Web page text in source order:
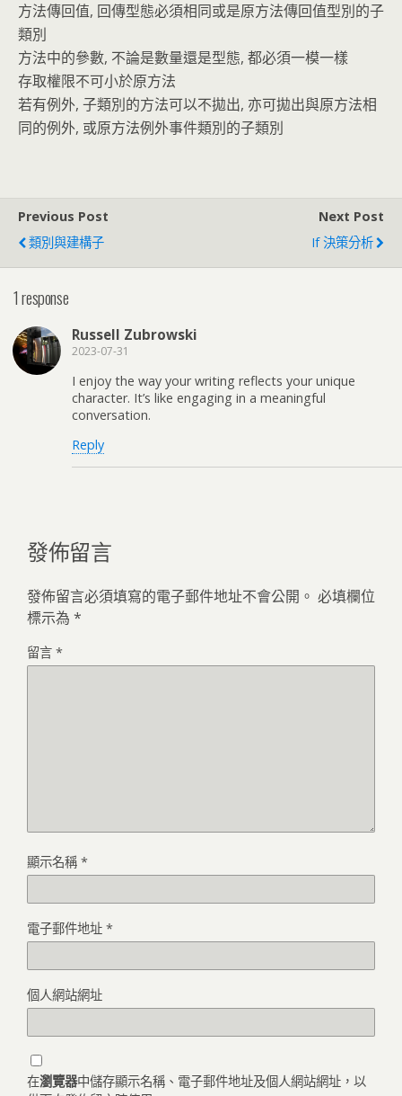
方法傳回值, 回傳型態必須相同或是原方法傳回值型別的子
類別
方法中的參數, 不論是數量還是型態, 都必須一模一樣
存取權限不可小於原方法
若有例外, 子類別的方法可以不拋出, 亦可拋出與原方法相
同的例外, 或原方法例外事件類別的子類別
Previous Post
類別與建構子
Next Post
If 決策分析
1 response
Russell Zubrowski
2023-07-31
I enjoy the way your writing reflects your unique
character. It’s like engaging in a meaningful
conversation.
Reply
發佈留言
發佈留言必須填寫的電子郵件地址不會公開。 必填欄位
標示為 *
留言 *
顯示名稱 *
電子郵件地址 *
個人網站網址
在瀏覽器中儲存顯示名稱、電子郵件地址及個人網站網址，以